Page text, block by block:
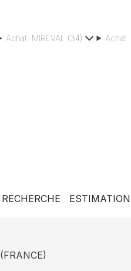
Achat MIREVAL (34) Achat
RECHERCHE ESTIMATION
(FRANCE)